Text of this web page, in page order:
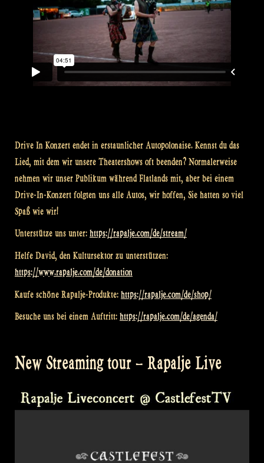
Drive In Konzert endet in erstaunlicher Autopolonaise. Kennst du das
Lied, mit dem wir unsere Theatershows oft beenden? Normalerweise
nehmen wir unser Publikum während Flatlands mit, aber bei einem
Drive-In-Konzert folgten uns alle Autos, wir hoffen, Sie hatten so viel
Spaß wie wir!
Unterstütze uns unter: https://rapalje.com/de/stream/
Helfe David, den Kultursektor zu unterstützen:
https://www.rapalje.com/de/donation
Kaufe schöne Rapalje-Produkte: https://rapalje.com/de/shop/
Besuche uns bei einem Auftritt: https://rapalje.com/de/agenda/
New Streaming tour – Rapalje Live